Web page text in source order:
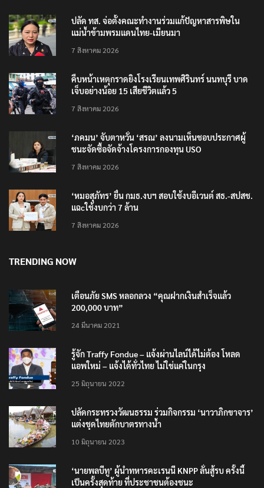
ปลัด ทส. จ่อตั้งคณะทำงานร่วมแก้ปัญหาสารพิษใน
แม่น้ำข้ามพรมแดนไทย-เมียนมา
7 สิงหาคม 2026
คืบหน้าเหตุกราดยิงโรงเรียนเทพศิรินทร์ นนทบุรี บาด
เจ็บอย่างน้อย 15 เสียชีวิตแล้ว 5
7 สิงหาคม 2026
‘ภคมน’ จับตาหวั่น ‘สรณ’ ลงนามเห็นชอบประกาศผู้
ชนะจัดซื้อจัดจ้างโครงการกองทุน USO
7 สิงหาคม 2026
‘หมอสุภัทร’ ยื่น กมธ.งบฯ สอบใช้งบอีเวนต์ สธ.-สปสช.
แฉcใช้งบกว่า 7 ล้าน
7 สิงหาคม 2026
TRENDING NOW
เตือนภัย SMS หลอกลวง “คุณฝากเงินสำเร็จแล้ว
200,000 บาท”
24 มีนาคม 2021
รู้จัก Traffy Fondue – แจ้งผ่านไลน์ได้ไม่ต้อง โหลด
แอพใหม่ – แจ้งได้ทั่วไทย ไม่ใช่แค่ในกรุง
25 มิถุนายน 2022
ปลัดกระทรวงวัฒนธรรม ร่วมกิจกรรม ‘นาวาภิกขาจาร’
แต่งชุดไทยตักบาตรทางน้ำ
10 มิถุนายน 2023
‘นายพลบีทู’ ผู้นำทหารคะเรนนี KNPP ลั่นสู้รบ ครั้งนี้
เป็นครั้งสุดท้าย ที่ประชาชนต้องชนะ